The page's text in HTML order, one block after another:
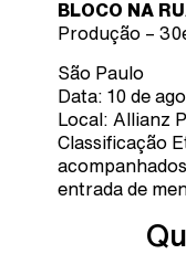
BLOCO NA
Produção –
São Paulo
Data: 10 de
Local: Allianz
Classificação
entrada de